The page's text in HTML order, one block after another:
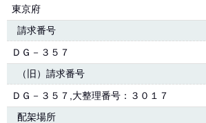
東京府
請求番号
ＤＧ－３５７
（旧）請求番号
ＤＧ－３５７,大整理番号：３０１７
配架場所